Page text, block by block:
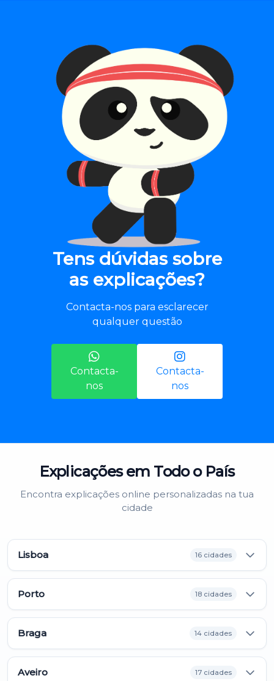
Tens dúvidas sobre
as explicações?
Contacta-nos para esclarecer
qualquer questão
Contacta-
nos
Contacta-
nos
Explicações em Todo o País
Encontra explicações online personalizadas na tua
cidade
Lisboa 16 cidades
Porto 18 cidades
Braga 14 cidades
Aveiro 17 cidades